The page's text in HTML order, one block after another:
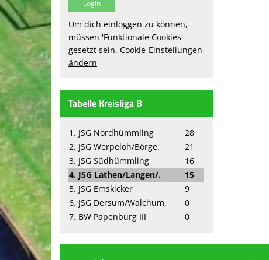
Um dich einloggen zu können,
müssen 'Funktionale Cookies'
gesetzt sein. Cookie-Einstellungen
ändern
Tabelle Kreisliga B
1. JSG Nordhümmling
28
2. JSG Werpeloh/Börge.
21
3. JSG Südhümmling
16
4. JSG Lathen/Langen/.
15
5. JSG Emskicker
9
6. JSG Dersum/Walchum.
0
7. BW Papenburg III
0